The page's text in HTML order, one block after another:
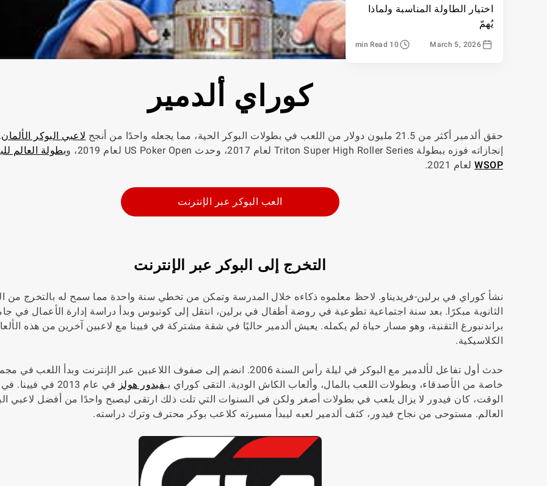
كوراي ألدمير
حقق ألدمير أكثر من 21.5 مليون دولار من اللعب في بطولات البوكر الحية، مما يجعله واحدًا من أنجح لاعبي البوكر الألمان
إنجازاته فوزه ببطولة Triton Super High Roller Series لعام 2017، وحدث US Poker Open لعام 2019، و
بطولة العالم
WSOPلعام 2021.
العب البوكر عبر الإنترنت
التخرج إلى البوكر عبر الإنترنت
نشأ كوراي في برلين-فريديناو. لاحظ معلموه ذكاءه خلال المدرسة وتمكن من تخطي سنة واحدة مما سمح له بالتخرج من
الثانوية مبكرًا. بعد سنة اجتماعية تطوعية في روضة أطفال في برلين، انتقل إلى كوتبوس وبدأ دراسة إدارة الأعمال في
براندنبورغ التقنية، وهو مسار حياة لم يكمله. يعيش ألدمير حاليًا في شقة مشتركة في فيينا مع لاعبين آخرين من هذه
الكلاسيكية.
حدث أول تفاعل لألدمير مع البوكر في ليلة رأس السنة 2006. انضم إلى صفوف اللاعبين عبر الإنترنت وبدأ
خاصة من الأصدقاء، وبطولات اللعب بالمال، وألعاب الكاش الودية. التقى كوراي بـفيدور هولز
في عام 2013 في
الوقت، كان فيدور لا يزال يلعب في بطولات أصغر ولكن في السنوات التي تلت ذلك ارتقى ليصبح واحدًا من أفضل لاعبي
العالم. مستوحى من نجاح فيدور، كثف ألدمير لعبه ليبدأ مسيرته كلاعب بوكر محترف وترك دراسته.
اختيار الطاولة المناسبة ولماذا
يُهمّ
March 5, 2026
10 min Read